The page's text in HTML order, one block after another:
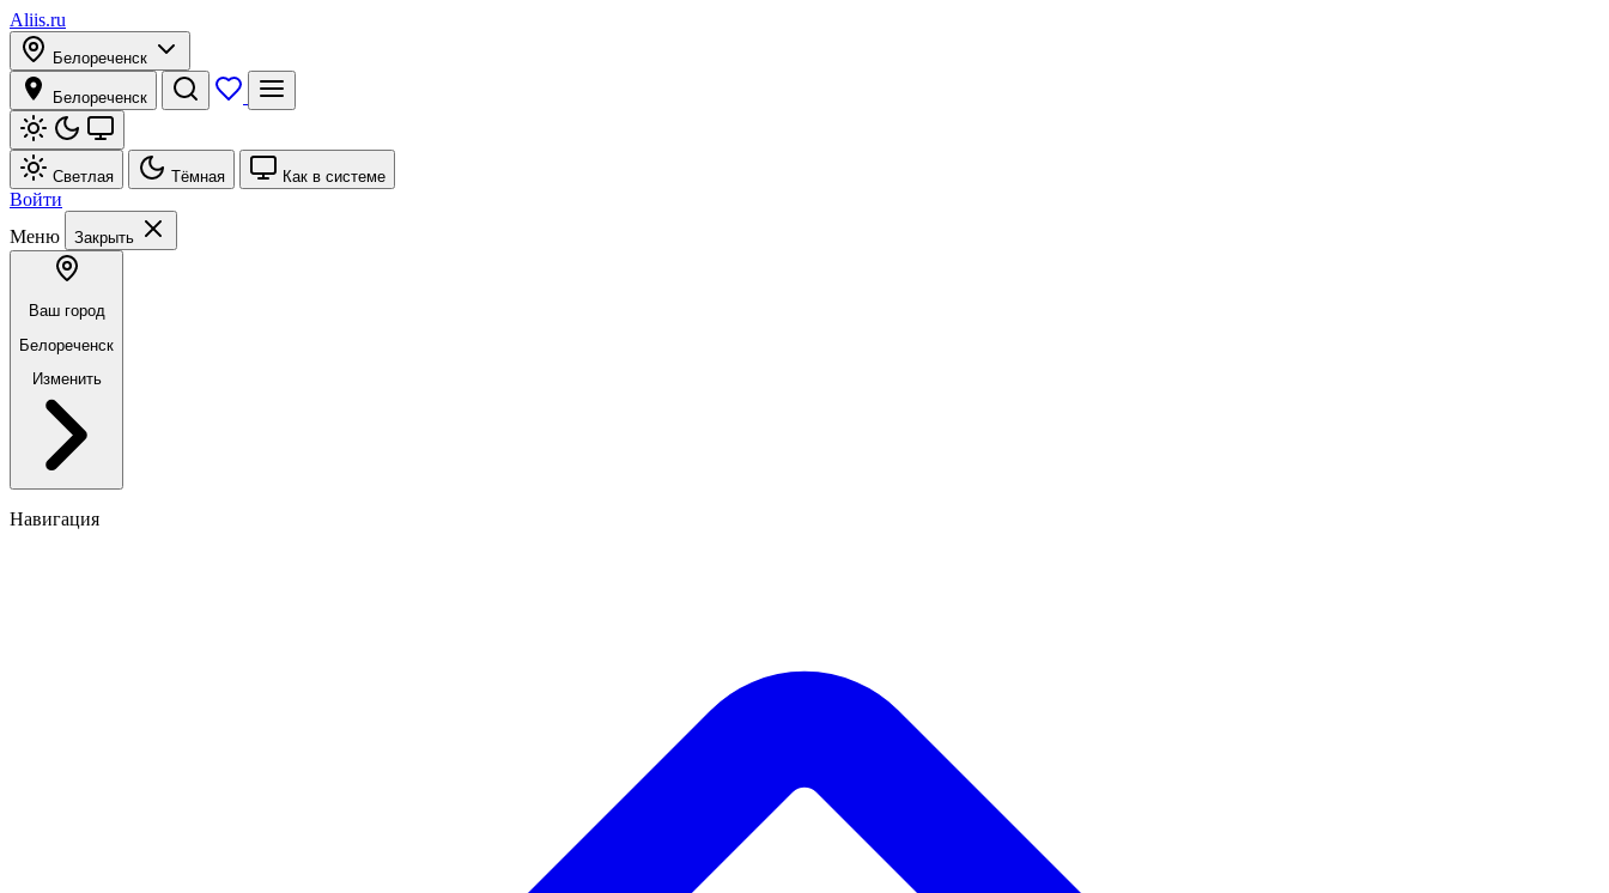
Aliis.ru
Белореченск
Белореченск
Светлая Тёмная Как в системе
Войти
Меню
Закрыть
Ваш город
Белореченск
Изменить
Навигация